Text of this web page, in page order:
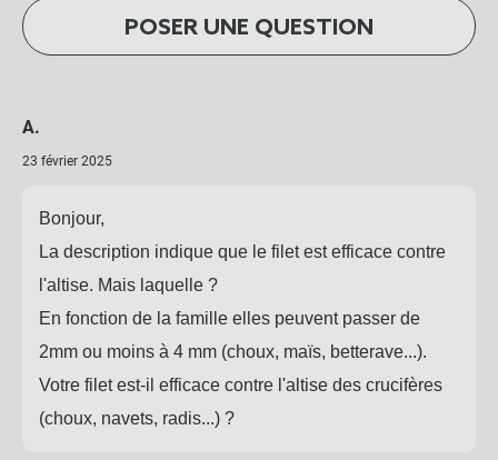
POSER UNE QUESTION
A.
23 février 2025
Bonjour,
La description indique que le filet est efficace contre
l'altise. Mais laquelle ?
En fonction de la famille elles peuvent passer de
2mm ou moins à 4 mm (choux, maïs, betterave...).
Votre filet est-il efficace contre l'altise des crucifères
(choux, navets, radis...) ?